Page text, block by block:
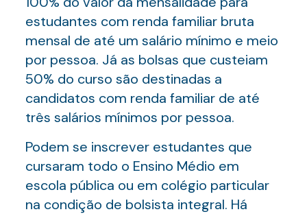
estudantes com renda familiar bruta
mensal de até um salário mínimo e meio
por pessoa. Já as bolsas que custeiam
50% do curso são destinadas a
candidatos com renda familiar de até
três salários mínimos por pessoa.
Podem se inscrever estudantes que
cursaram todo o Ensino Médio em
escola pública ou em colégio particular
na condição de bolsista integral. Há